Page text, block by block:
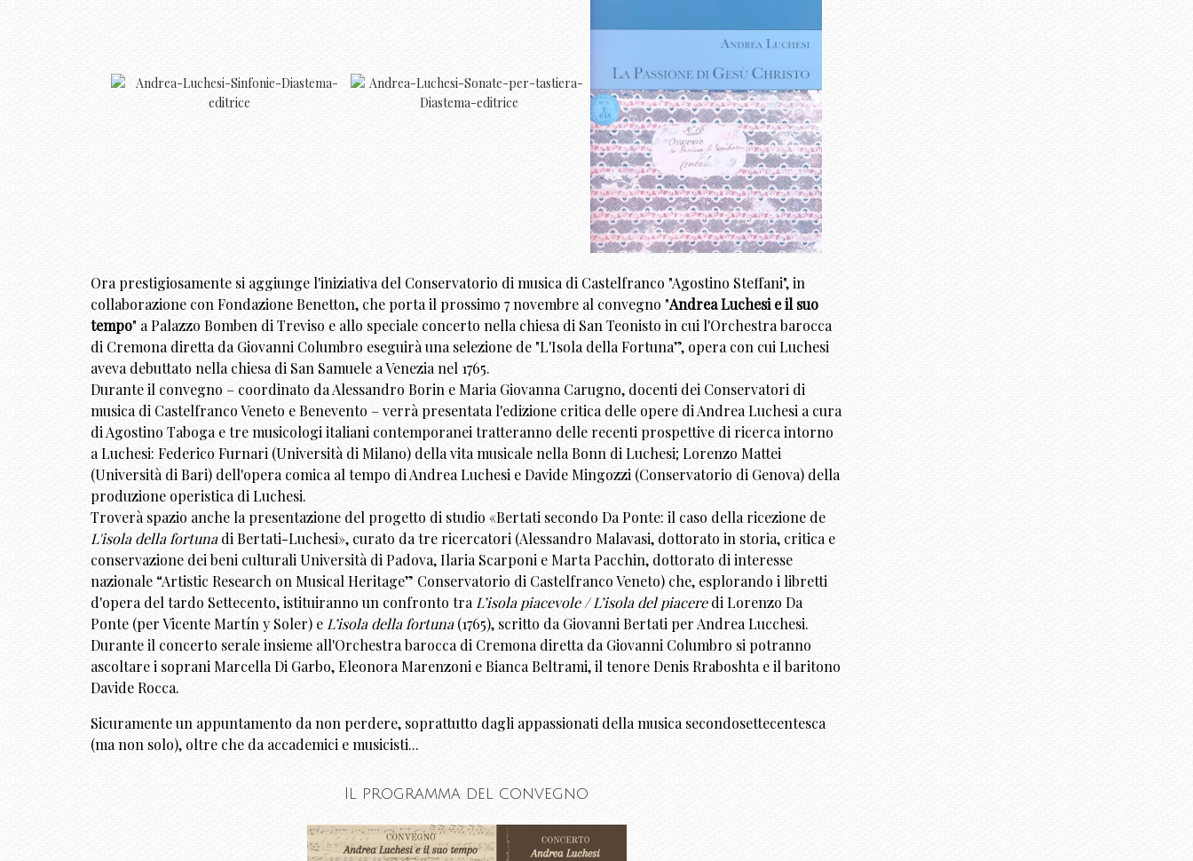
Ora prestigiosamente si aggiunge l'iniziativa del Conservatorio di musica di Castelfranco "Agostino Steffani", in
collaborazione con Fondazione Benetton, che porta il prossimo 7 novembre al convegno "Andrea Luchesi e il suo
tempo" a Palazzo Bomben di Treviso e allo speciale concerto nella chiesa di San Teonisto in cui l'Orchestra barocca
di Cremona diretta da Giovanni Columbro eseguirà una selezione de "L'Isola della Fortuna”, opera con cui Luchesi
aveva debuttato nella chiesa di San Samuele a Venezia nel 1765.
Durante il convegno – coordinato da Alessandro Borin e Maria Giovanna Carugno, docenti dei Conservatori di
musica di Castelfranco Veneto e Benevento – verrà presentata l'edizione critica delle opere di Andrea Luchesi a cura
di Agostino Taboga e tre musicologi italiani contemporanei tratteranno delle recenti prospettive di ricerca intorno
a Luchesi: Federico Furnari (Università di Milano) della vita musicale nella Bonn di Luchesi; Lorenzo Mattei
(Università di Bari) dell'opera comica al tempo di Andrea Luchesi e Davide Mingozzi (Conservatorio di Genova) della
produzione operistica di Luchesi.
Troverà spazio anche la presentazione del progetto di studio «Bertati secondo Da Ponte: il caso della ricezione de
L'isola della fortunadi Bertati-Luchesi», curato da tre ricercatori (Alessandro Malavasi, dottorato in storia, critica e
conservazione dei beni culturali Università di Padova, Ilaria Scarponi e Marta Pacchin, dottorato di interesse
nazionale “Artistic Research on Musical Heritage” Conservatorio di Castelfranco Veneto) che, esplorando i libretti
d'opera del tardo Settecento, istituiranno un confronto traL’isola piacevole / L’isola del piaceredi Lorenzo Da
Ponte (per Vicente Martín y Soler) eL’isola della fortuna(1765), scritto da Giovanni Bertati per Andrea Lucchesi.
Durante il concerto serale insieme all'Orchestra barocca di Cremona diretta da Giovanni Columbro si potranno
ascoltare i soprani Marcella Di Garbo, Eleonora Marenzoni e Bianca Beltrami, il tenore Denis Rraboshta e il baritono
Davide Rocca.
Sicuramente un appuntamento da non perdere, soprattutto dagli appassionati della musica secondosettecentesca
(ma non solo), oltre che da accademici e musicisti...
Il programma del convegno